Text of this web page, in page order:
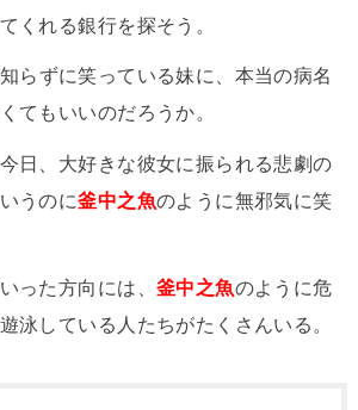
くれる銀行を探そう。
らずに笑っている妹に、本当の病名
てもいいのだろうか。
日、大好きな彼女に振られる悲劇の
うのに釜中之魚のように無邪気に笑
った方向には、 釜中之魚のように危
泳している人たちがたくさんいる。